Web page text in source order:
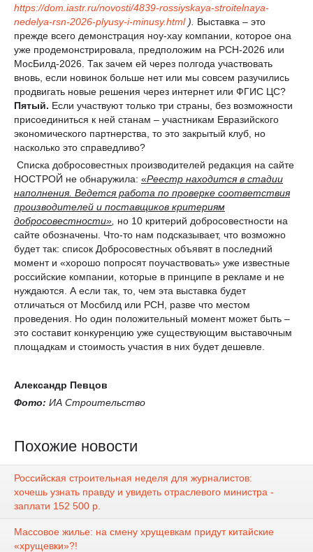
https://dom.iastr.ru/novosti/4839-rossiyskaya-stroitelnaya-
nedelya-rsn-2026-plyusy-i-minusy.html). Выставка – это
прежде всего демонстрация ноу-хау компании, которое она
уже продемонстрировала, предположим на РСН-2026 или
МосБилд-2026. Так зачем ей через полгода участвовать
вновь, если новинок больше нет или мы совсем разучились
продвигать новые решения через интернет или ФГИС ЦС?
Пятый. Если участвуют только три страны, без возможности
присоединиться к ней станам – участникам Евразийского
экономического партнерства, то это закрытый клуб, но
насколько это справедливо?
Списка добросовестных производителей редакция на сайте
НОСТРОЙ не обнаружила: «Реестр находится в стадии
наполнения. Ведется работа по проверке соответствия
производителей и поставщиков критериям
добросовестности» но 10 критерий добросовестности на
сайте обозначены. Что-то нам подсказывает, что возможно
будет так: список Добросовестных объявят в последний
момент и «хорошо попросят поучаствовать» уже известные
российские компании, которые в принципе в рекламе и не
нуждаются. А если так, то, чем эта выставка будет
отличаться от Мосбилд или РСН, разве что местом
проведения. Но один положительный момент может быть –
это составит конкуренцию уже существующим выставочным
площадкам и стоимость участия в них будет дешевле.
Александр Певцов
Фото: ИА Строительство
Похожие новости
Российская строительная неделя для журналистов:
хочешь узнать правду и увидеть отраслевого министра -
заплати 152 500 р.
Массовое жилье: на смену хрущевкам придут китайские
«хрущевки»?!